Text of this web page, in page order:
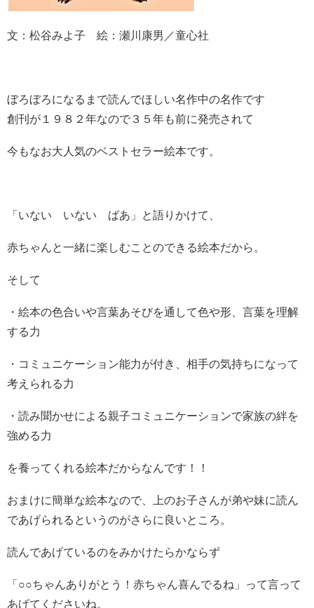
文：松谷みよ子 絵：瀬川康男／童心社
ぼろぼろになるまで読んでほしい名作中の名作です
創刊が１９８２年なので３５年も前に発売されて
今もなお大人気のベストセラー絵本です。
「いない いない ばあ」と語りかけて、
赤ちゃんと一緒に楽しむことのできる絵本だから。
そして
・絵本の色合いや言葉あそびを通して色や形、言葉を理解
する力
・コミュニケーション能力が付き、相手の気持ちになって
考えられる力
・読み聞かせによる親子コミュニケーションで家族の絆を
強める力
を養ってくれる絵本だからなんです！！
おまけに簡単な絵本なので、上のお子さんが弟や妹に読ん
であげられるというのがさらに良いところ。
読んであげているのをみかけたらかならず
「○○ちゃんありがとう！赤ちゃん喜んでるね」って言って
あげてくださいね。